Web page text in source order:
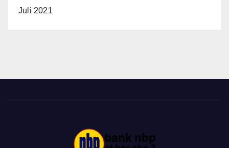
Juli 2021